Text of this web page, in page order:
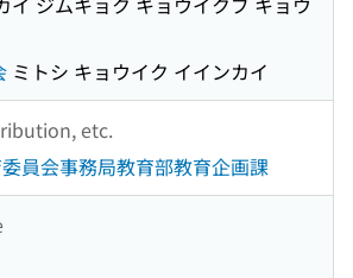
ミトシ キョウイク イインカイ
etc.
員会事務局教育部教育企画課